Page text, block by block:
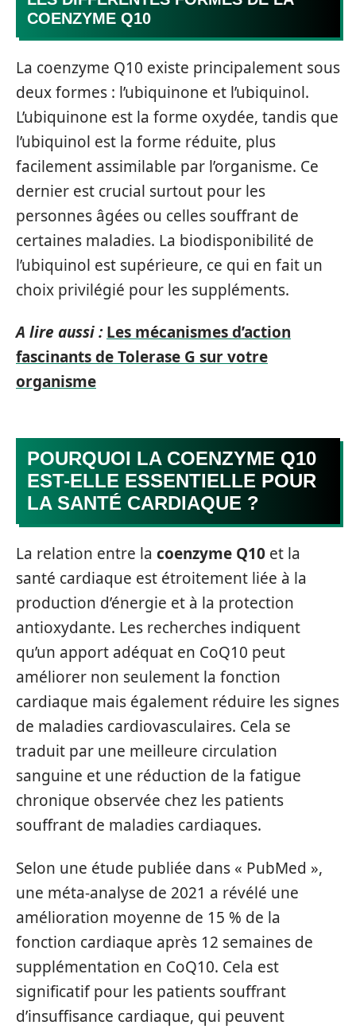
COENZYME Q10
La coenzyme Q10 existe principalement sous
deux formes : l’ubiquinone et l’ubiquinol.
L’ubiquinone est la forme oxydée, tandis que
l’ubiquinol est la forme réduite, plus
facilement assimilable par l’organisme. Ce
dernier est crucial surtout pour les
personnes âgées ou celles souffrant de
certaines maladies. La biodisponibilité de
l’ubiquinol est supérieure, ce qui en fait un
choix privilégié pour les suppléments.
A lire aussi : Les mécanismes d’action
fascinants de Tolerase G sur votre
organisme
POURQUOI LA COENZYME Q10
EST-ELLE ESSENTIELLE POUR
LA SANTÉ CARDIAQUE ?
La relation entre la coenzyme Q10 et la
santé cardiaque est étroitement liée à la
production d’énergie et à la protection
antioxydante. Les recherches indiquent
qu’un apport adéquat en CoQ10 peut
améliorer non seulement la fonction
cardiaque mais également réduire les signes
de maladies cardiovasculaires. Cela se
traduit par une meilleure circulation
sanguine et une réduction de la fatigue
chronique observée chez les patients
souffrant de maladies cardiaques.
Selon une étude publiée dans « PubMed »,
une méta-analyse de 2021 a révélé une
amélioration moyenne de 15 % de la
fonction cardiaque après 12 semaines de
supplémentation en CoQ10. Cela est
significatif pour les patients souffrant
d’insuffisance cardiaque, qui peuvent